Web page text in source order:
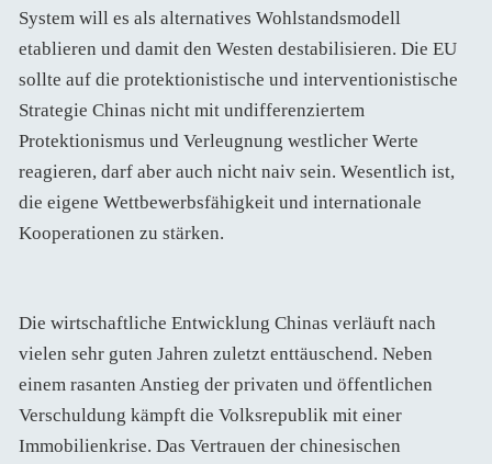
System will es als alternatives Wohlstandsmodell
etablieren und damit den Westen destabilisieren. Die EU
sollte auf die protektionistische und interventionistische
Strategie Chinas nicht mit undifferenziertem
Protektionismus und Verleugnung westlicher Werte
reagieren, darf aber auch nicht naiv sein. Wesentlich ist,
die eigene Wettbewerbsfähigkeit und internationale
Kooperationen zu stärken.
Die wirtschaftliche Entwicklung Chinas verläuft nach
vielen sehr guten Jahren zuletzt enttäuschend. Neben
einem rasanten Anstieg der privaten und öffentlichen
Verschuldung kämpft die Volksrepublik mit einer
Immobilienkrise. Das Vertrauen der chinesischen